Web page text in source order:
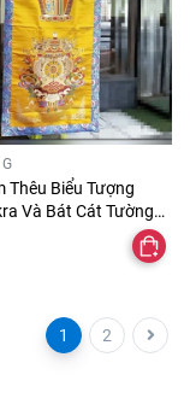
Thêu Biểu Tượng
Và Bát Cát Tường
1 2